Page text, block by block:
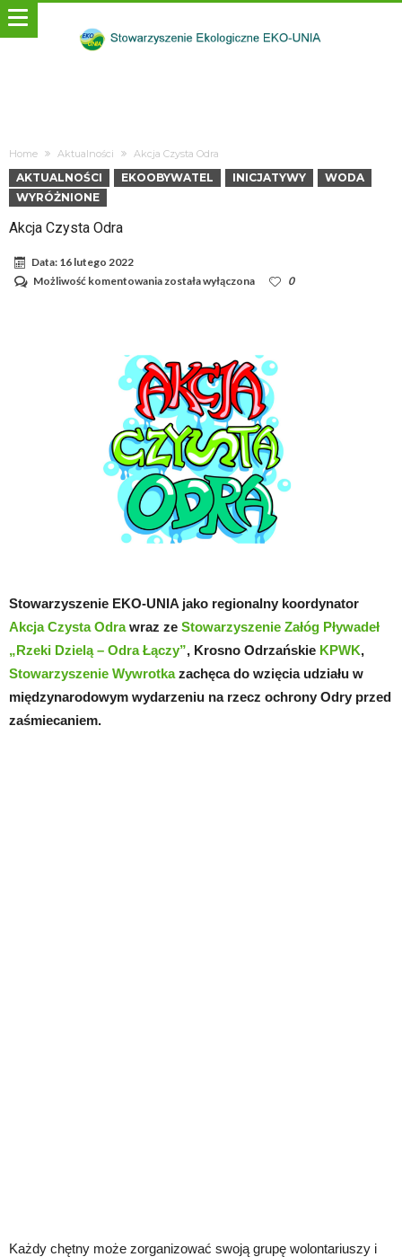
Home Aktualności Akcja Czysta Odra
AKTUALNOŚCI EKOOBYWATEL INICJATYWY
WODA
WYRÓŻNIONE
Akcja Czysta Odra
Data: 16 lutego 2022
Możliwość komentowania Akcja
została wyłączona 0
Stowarzyszenie EKO-UNIA jako regionalny koordynator
Akcja Czysta Odrawraz ze Stowarzyszenie Załóg Pływadeł
„Rzeki Dzielą – Odra Łączy”, Krosno Odrzańskie KPWK,
Stowarzyszenie Wywrotkazachęca do wzięcia udziału w
międzynarodowym wydarzeniu na rzecz ochrony Odry przed
zaśmiecaniem.
Każdy chętny może zorganizować swoją grupę wolontariuszy i